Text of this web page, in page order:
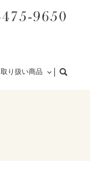
取り扱い商品